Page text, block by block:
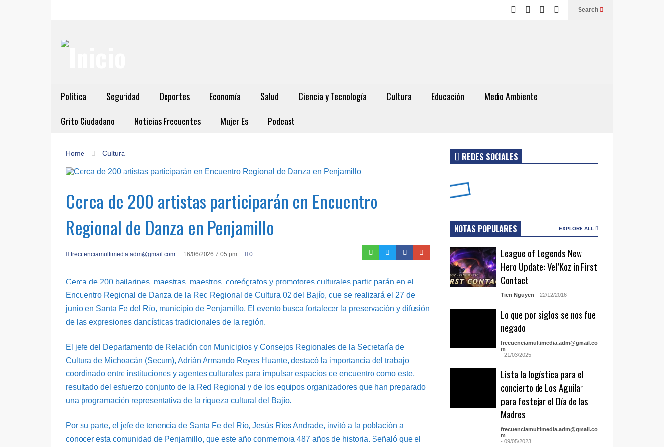
Search
Política Seguridad Deportes Economía Salud Ciencia y Tecnología Cultura Educación
Medio Ambiente
Grito Ciudadano
Noticias Frecuentes Mujer Es Podcast
Home Cultura
Cerca de 200 artistas participarán en Encuentro
Regional de Danza en Penjamillo
frecuenciamultimedia.adm@gmail.com 16/06/2026 7:05 pm 0
Cerca de 200 bailarines, maestras, maestros, coreógrafos y promotores culturales participarán en el
Encuentro Regional de Danza de la Red Regional de Cultura 02 del Bajío, que se realizará el 27 de
junio en Santa Fe del Río, municipio de Penjamillo. El evento busca fortalecer la preservación y difusión
de las expresiones dancísticas tradicionales de la región.
El jefe del Departamento de Relación con Municipios y Consejos Regionales de la Secretaría de
Cultura de Michoacán (Secum), Adrián Armando Reyes Huante, destacó la importancia del trabajo
coordinado entre instituciones y agentes culturales para impulsar espacios de encuentro como este,
resultado del esfuerzo conjunto de la Red Regional y de los equipos organizadores que han preparado
una programación representativa de la riqueza cultural del Bajío.
Por su parte, el jefe de tenencia de Santa Fe del Río, Jesús Ríos Andrade, invitó a la población a
conocer esta comunidad de Penjamillo, que este año conmemora 487 años de historia. Señaló que el
REDES SOCIALES
NOTAS POPULARES EXPLORE ALL
League of Legends New
Hero Update: Vel’Koz in First
Contact
Tien Nguyen - 22/12/2016
Lo que por siglos se nos fue
negado
frecuenciamultimedia.adm@gmail.co
m
- 21/03/2025
Lista la logística para el
concierto de Los Aguilar
para festejar el Día de las
Madres
frecuenciamultimedia.adm@gmail.co
m
- 09/05/2023